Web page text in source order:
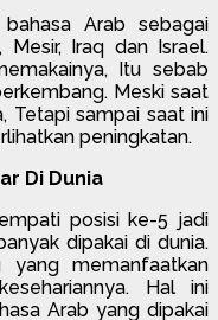
Arab sebagai
Iraq dan Israel.
Itu sebab
Meski saat
Tetapi sampai saat ini
peningkatan.
Di Dunia
posisi ke-5 jadi
dipakai di dunia.
memanfaatkan
Hal ini
Arab yang dipakai